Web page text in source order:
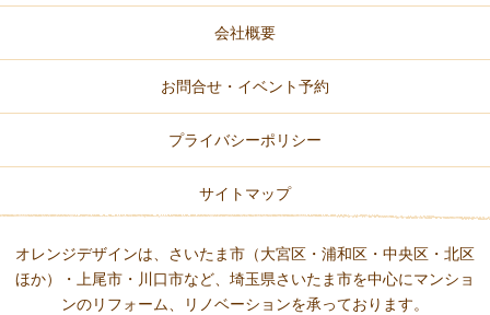
会社概要
お問合せ・イベント予約
プライバシーポリシー
サイトマップ
オレンジデザインは、さいたま市（大宮区・浦和区・中央区・北区
ほか）・上尾市・川口市など、 埼玉県さいたま市を中心にマンショ
ンのリフォーム、リノベーションを承っております。